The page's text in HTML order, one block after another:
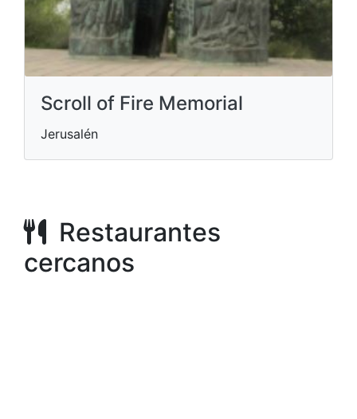
Scroll of Fire Memorial
Jerusalén
Restaurantes
cercanos